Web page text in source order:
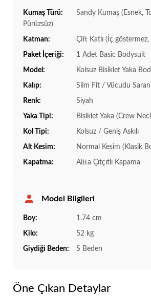
Kumaş Türü:
Sandy Kumaş (Esnek,
Pürüzsüz)
Katman: Çift Katlı (İç göstermez,
Paket İçeriği: 1 Adet Basic Bodysuit
Model: Kolsuz Bisiklet Yaka
Kalıp: Slim Fit / Vücudu Saran
Renk: Siyah
Yaka Tipi: Bisiklet Yaka (Crew
Kol Tipi: Kolsuz / Geniş Askılı
Alt Kesim: Normal Kesim (Klasik
Kapatma: Altta Çıtçıtlı Kapama
Model Bilgileri
Boy: 1.74 cm
Kilo: 52 kg
Giydiği Beden: S Beden
Öne Çıkan Detaylar